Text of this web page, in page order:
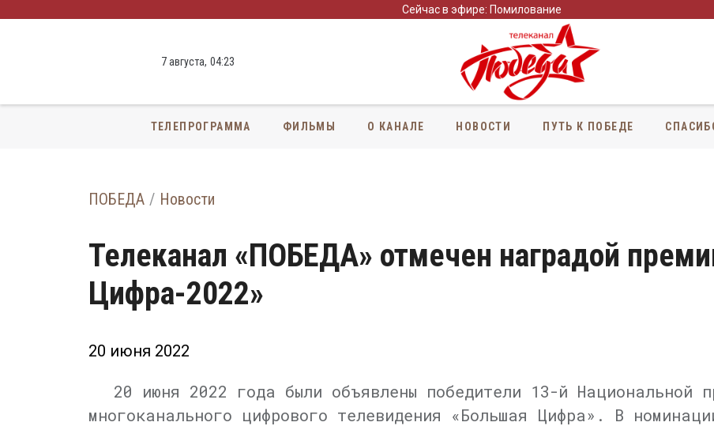
Сейчас в эфире: Помилование
7 августа, 04:23
ТЕЛЕПРОГРАММА ФИЛЬМЫ О КАНАЛЕ НОВОСТИ ПУТЬ К ПОБЕДЕ
ПОБЕДА Новости
Телеканал «ПОБЕДА» отмечен наградой
Цифра-2022»
20 июня 2022
20 июня 2022 года были объявлены победители 13-й Национальной
многоканального цифрового телевидения «Большая Цифра». В